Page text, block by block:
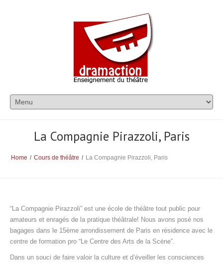
La Compagnie Pirazzoli, Paris
Home / Cours de théâtre / La Compagnie Pirazzoli, Paris
“La Compagnie Pirazzoli” est une école de théâtre tout public pour
amateurs et enragés de la pratique théâtrale! Nous avons posé nos
bagages dans le 15ème arrondissement de Paris en résidence avec le
centre de formation pro “Le Centre des Arts de la Scène”.
Dans un souci de faire valoir la culture et d’éveiller les consciences